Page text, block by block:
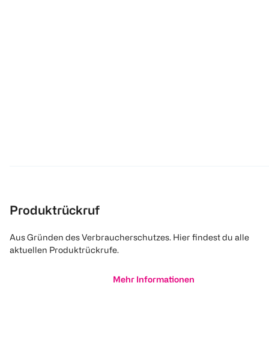
Produktrückruf
Aus Gründen des Verbraucherschutzes. Hier findest du alle
aktuellen Produktrückrufe.
Mehr Informationen